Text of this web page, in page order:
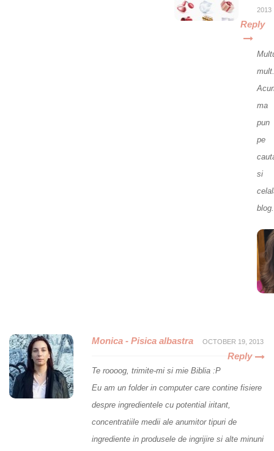
2013
Reply
mult.
ma
pun
pe
si
blog.
Monica - Pisica albastra OCTOBER 19, 2013
Reply
Te roooog, trimite-mi si mie Biblia :P
Eu am un folder in computer care contine fisiere
despre ingredientele cu potential iritant,
concentratiile medii ale anumitor tipuri de
ingrediente in produsele de ingrijire si alte minuni